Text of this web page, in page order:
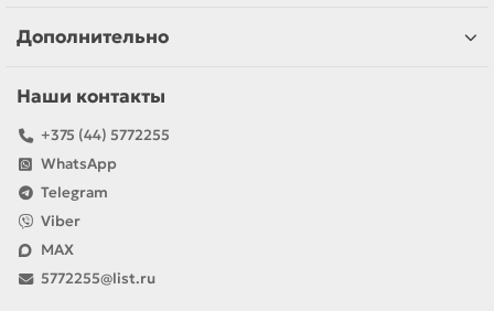
Дополнительно
Наши контакты
+375 (44) 5772255
WhatsApp
Telegram
Viber
MAX
5772255@list.ru